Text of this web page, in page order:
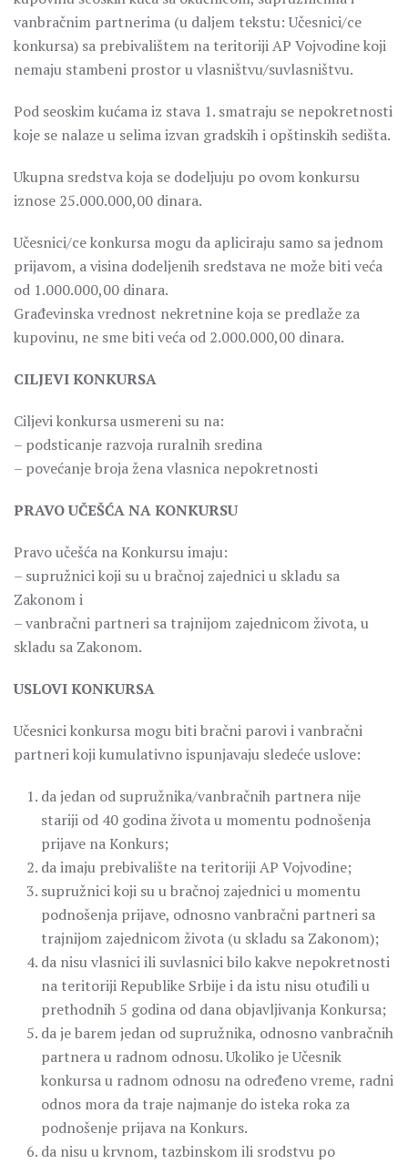
vanbračnim partnerima (u daljem tekstu: Učesnici/ce
konkursa) sa prebivalištem na teritoriji AP Vojvodine koji
nemaju stambeni prostor u vlasništvu/suvlasništvu.
Pod seoskim kućama iz stava 1. smatraju se nepokretnosti
koje se nalaze u selima izvan gradskih i opštinskih sedišta.
Ukupna sredstva koja se dodeljuju po ovom konkursu
iznose 25.000.000,00 dinara.
Učesnici/ce konkursa mogu da apliciraju samo sa jednom
prijavom, a visina dodeljenih sredstava ne može biti veća
od 1.000.000,00 dinara.
Građevinska vrednost nekretnine koja se predlaže za
kupovinu, ne sme biti veća od 2.000.000,00 dinara.
CILJEVI KONKURSA
Ciljevi konkursa usmereni su na:
– podsticanje razvoja ruralnih sredina
– povećanje broja žena vlasnica nepokretnosti
PRAVO UČEŠĆA NA KONKURSU
Pravo učešća na Konkursu imaju:
– supružnici koji su u bračnoj zajednici u skladu sa
Zakonom i
– vanbračni partneri sa trajnijom zajednicom života, u
skladu sa Zakonom.
USLOVI KONKURSA
Učesnici konkursa mogu biti bračni parovi i vanbračni
partneri koji kumulativno ispunjavaju sledeće uslove:
da jedan od supružnika/vanbračnih partnera nije
stariji od 40 godina života u momentu podnošenja
prijave na Konkurs;
da imaju prebivalište na teritoriji AP Vojvodine;
supružnici koji su u bračnoj zajednici u momentu
podnošenja prijave, odnosno vanbračni partneri sa
trajnijom zajednicom života (u skladu sa Zakonom);
da nisu vlasnici ili suvlasnici bilo kakve nepokretnosti
na teritoriji Republike Srbije i da istu nisu otuđili u
prethodnih 5 godina od dana objavljivanja Konkursa;
da je barem jedan od supružnika, odnosno vanbračnih
partnera u radnom odnosu. Ukoliko je Učesnik
konkursa u radnom odnosu na određeno vreme, radni
odnos mora da traje najmanje do isteka roka za
podnošenje prijava na Konkurs.
da nisu u krvnom, tazbinskom ili srodstvu po